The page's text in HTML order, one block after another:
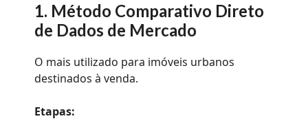
1. Método Comparativo Direto
de Dados de Mercado
O mais utilizado para imóveis urbanos
destinados à venda.
Etapas: